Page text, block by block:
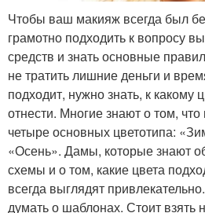
Чтобы ваш макияж всегда был
грамотно подходить к вопросу
средств и знать основные
не тратить лишние деньги и
подходит, нужно знать, к какому
отнести. Многие знают о том, что
четыре основных цветотипа:
«Осень». Дамы, которые знают
схемы и о том, какие цвета
всегда выглядят
думать о шаблонах. Стоит взять